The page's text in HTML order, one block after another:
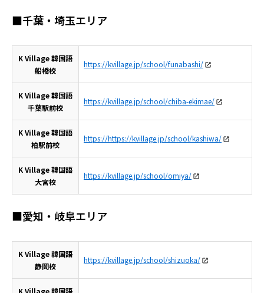
■千葉・埼玉エリア
K Village 韓国語
船橋校
https://kvillage.jp/school/funabashi/
K Village 韓国語
千葉駅前校
https://kvillage.jp/school/chiba-ekimae/
K Village 韓国語
柏駅前校
https://https://kvillage.jp/school/kashiwa/
K Village 韓国語
大宮校
https://kvillage.jp/school/omiya/
■愛知・岐阜エリア
K Village 韓国語
静岡校
https://kvillage.jp/school/shizuoka/
K Village 韓国語